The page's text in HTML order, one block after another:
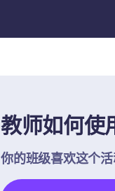
教师如何使
你的班级喜欢这个